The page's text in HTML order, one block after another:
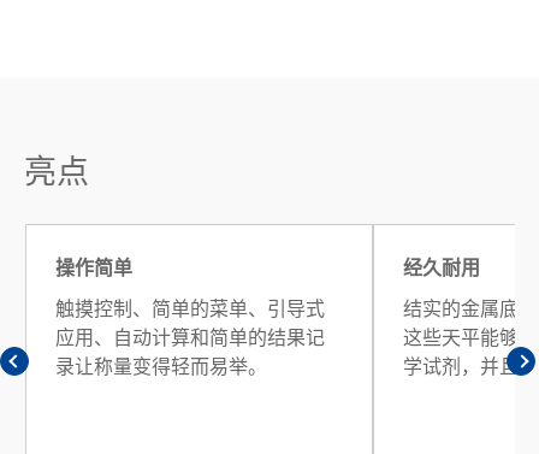
亮点
操作简单
触摸控制、简单的菜单、引导式
应用、自动计算和简单的结果记
录让称量变得轻而易举。
经久耐用
结实的金属底
这些天平能够
学试剂，并且